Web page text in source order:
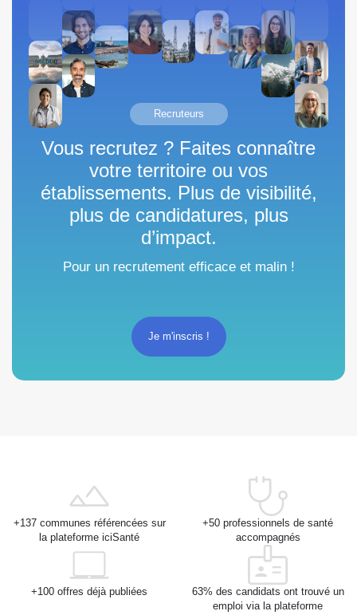
Recruteurs
Vous recrutez ? Faites connaître
votre territoire ou vos
établissements. Plus de visibilité,
plus de candidatures, plus
d’impact.
Pour un recrutement efficace et malin !
Je m'inscris !
+137 communes référencées sur
la plateforme iciSanté
+50 professionnels de santé
accompagnés
+100 offres déjà publiées
63% des candidats ont trouvé un
emploi via la plateforme